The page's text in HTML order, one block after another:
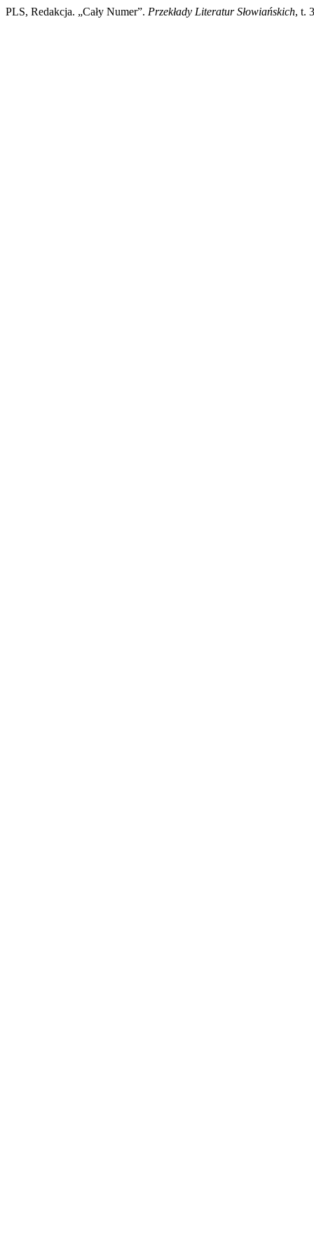
PLS, Redakcja. „Cały Numer”. Przekłady Literatur Słowiańskich, t.